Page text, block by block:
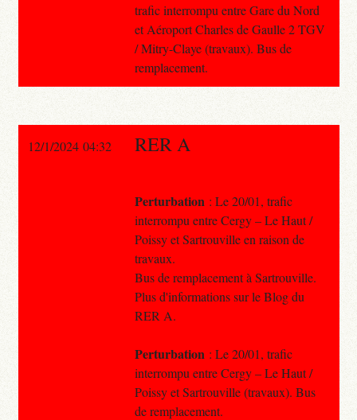
trafic interrompu entre Gare du Nord
et Aéroport Charles de Gaulle 2 TGV
/ Mitry-Claye (travaux). Bus de
remplacement.
12/1/2024 04:32 RER A
Perturbation : Le 20/01, trafic
interrompu entre Cergy – Le Haut /
Poissy et Sartrouville en raison de
travaux.
Bus de remplacement à Sartrouville.
Plus d'informations sur le Blog du
RER A.
Perturbation : Le 20/01, trafic
interrompu entre Cergy – Le Haut /
Poissy et Sartrouville (travaux). Bus
de remplacement.